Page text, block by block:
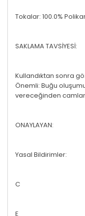
Tokalar: 100.0%
SAKLAMA TAVSİYESİ:
Kullandıktan sonra
Önemli: Buğu
vereceğinden
ONAYLAYAN:
Yasal Bildirimler:
C
E